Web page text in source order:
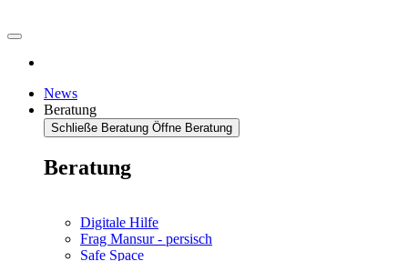
News
Beratung
Schließe Beratung Öffne Beratung
Beratung
Digitale Hilfe
Frag Mansur - persisch
Safe Space